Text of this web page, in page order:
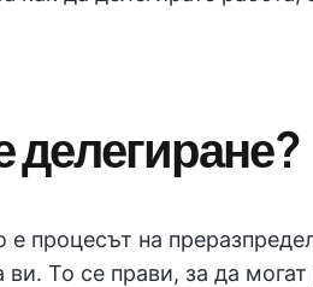
делегиране?
е процесът на
ви. То се прави, за да